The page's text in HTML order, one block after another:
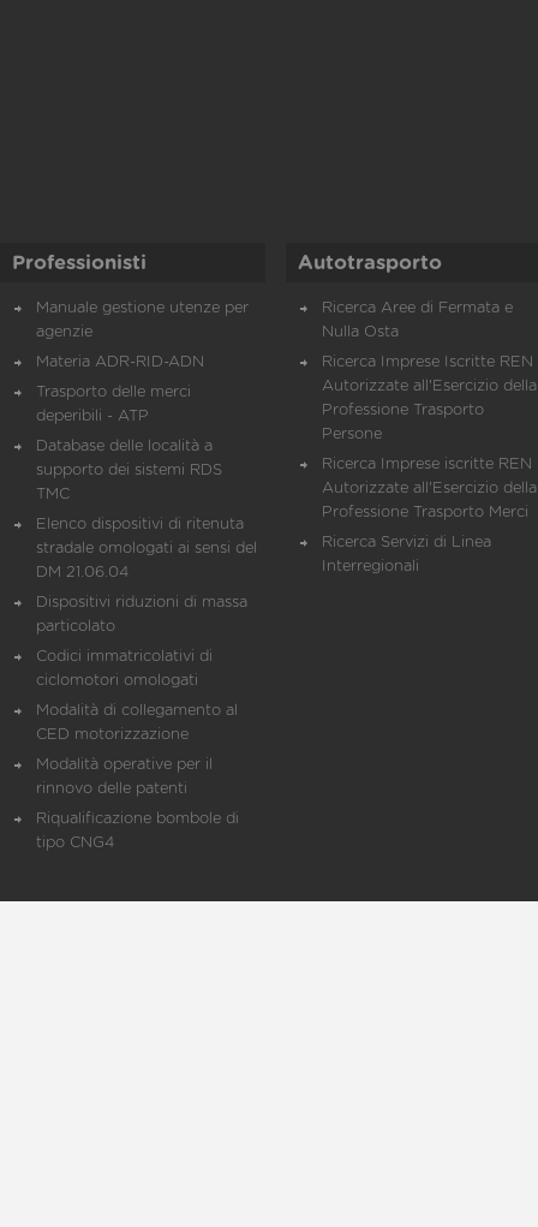
Professionisti
Manuale gestione utenze per
agenzie
Materia ADR-RID-ADN
Trasporto delle merci
deperibili - ATP
Database delle località a
supporto dei sistemi RDS
TMC
Elenco dispositivi di ritenuta
stradale omologati ai sensi del
DM 21.06.04
Dispositivi riduzioni di massa
particolato
Codici immatricolativi di
ciclomotori omologati
Modalità di collegamento al
CED motorizzazione
Modalità operative per il
rinnovo delle patenti
Riqualificazione bombole di
tipo CNG4
Autotrasporto
Ricerca Aree di Fermata e
Nulla Osta
Ricerca Imprese Iscritte REN
Autorizzate all'Esercizio della
Professione Trasporto
Persone
Ricerca Imprese iscritte REN
Autorizzate all'Esercizio della
Professione Trasporto Merci
Ricerca Servizi di Linea
Interregionali